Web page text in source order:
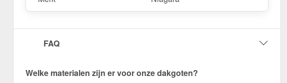
FAQ
Welke materialen zijn er voor onze dakgoten?